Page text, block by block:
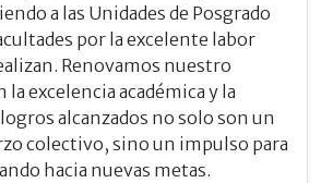
a las Unidades de Posgrado
por la excelente labor
Renovamos nuestro
excelencia académica y la
alcanzados no solo son un
colectivo, sino un impulso para
hacia nuevas metas.